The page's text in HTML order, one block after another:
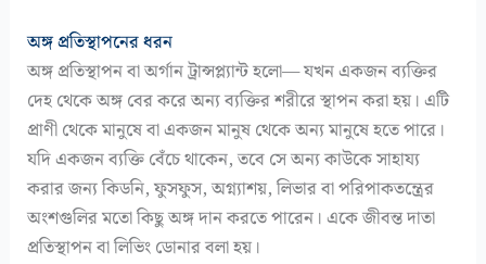
অঙ্গ প্রতিস্থাপনের ধরন
অঙ্গ প্রতিস্থাপন বা অর্গান ট্রান্সপ্ল্যান্ট হলো— যখন একজন ব্যক্তির
দেহ থেকে অঙ্গ বের করে অন্য ব্যক্তির শরীরে স্থাপন করা হয়। এটি
প্রাণী থেকে মানুষে বা একজন মানুষ থেকে অন্য মানুষে হতে পারে।
যদি একজন ব্যক্তি বেঁচে থাকেন, তবে সে অন্য কাউকে সাহায্য
করার জন্য কিডনি, ফুসফুস, অগ্ন্যাশয়, লিভার বা পরিপাকতন্ত্রের
অংশগুলির মতো কিছু অঙ্গ দান করতে পারেন। একে জীবন্ত দাতা
প্রতিস্থাপন বা লিভিং ডোনার বলা হয়।